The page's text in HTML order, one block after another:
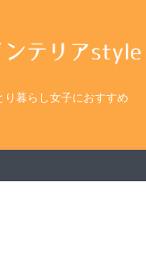
暮らし女子におすすめ